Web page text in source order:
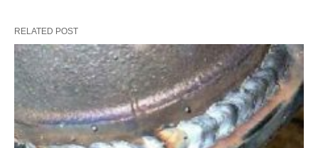
RELATED POST